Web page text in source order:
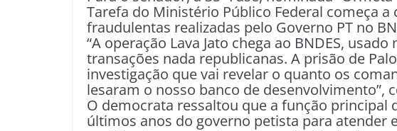
Tarefa do Ministério Público Federal começa a
fraudulentas realizadas pelo Governo PT no
“A operação Lava Jato chega ao BNDES,
transações nada republicanas. A prisão de
investigação que vai revelar o quanto os
lesaram o nosso banco de desenvolvimento”,
O democrata ressaltou que a função principal
últimos anos do governo petista para atender